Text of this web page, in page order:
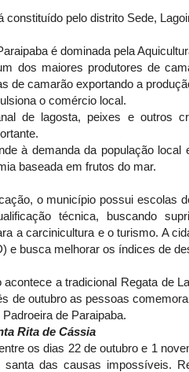
constituído pelo distrito Sede,
é dominada pela
dos maiores produtores de
de camarão exportando a
o comércio local.
de lagosta, peixes e outros
à demanda da população
baseada em frutos do mar.
o município possui escolas
técnica, buscando
a carcinicultura e o turismo. A
e busca melhorar os índices de
acontece a tradicional Regata de
de outubro as pessoas
de Paraipaba.
Rita de Cássia
os dias 22 de outubro e 1
santa das causas impossíveis.